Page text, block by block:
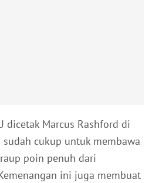
dicetak Marcus Rashford di
cukup untuk membawa
poin penuh dari
ini juga membuat